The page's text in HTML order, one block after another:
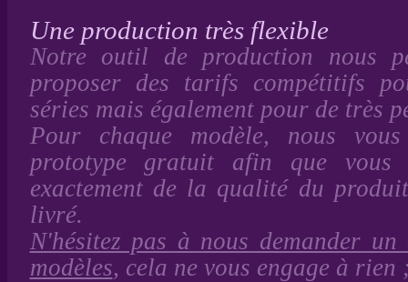
Une production très flexible
Notre outil de production nous
proposer des tarifs compétitifs
séries mais également pour de très
Pour chaque modèle, nous
prototype gratuit afin que vous
exactement de la qualité du
livré.
N'hésitez pas à nous demander
modèles, cela ne vous engage à rien